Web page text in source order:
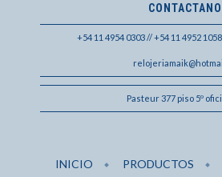
+54 11 4954 0303 // +54 11 4952
Pasteur 377 piso 5º
INICIO PRODUCTOS